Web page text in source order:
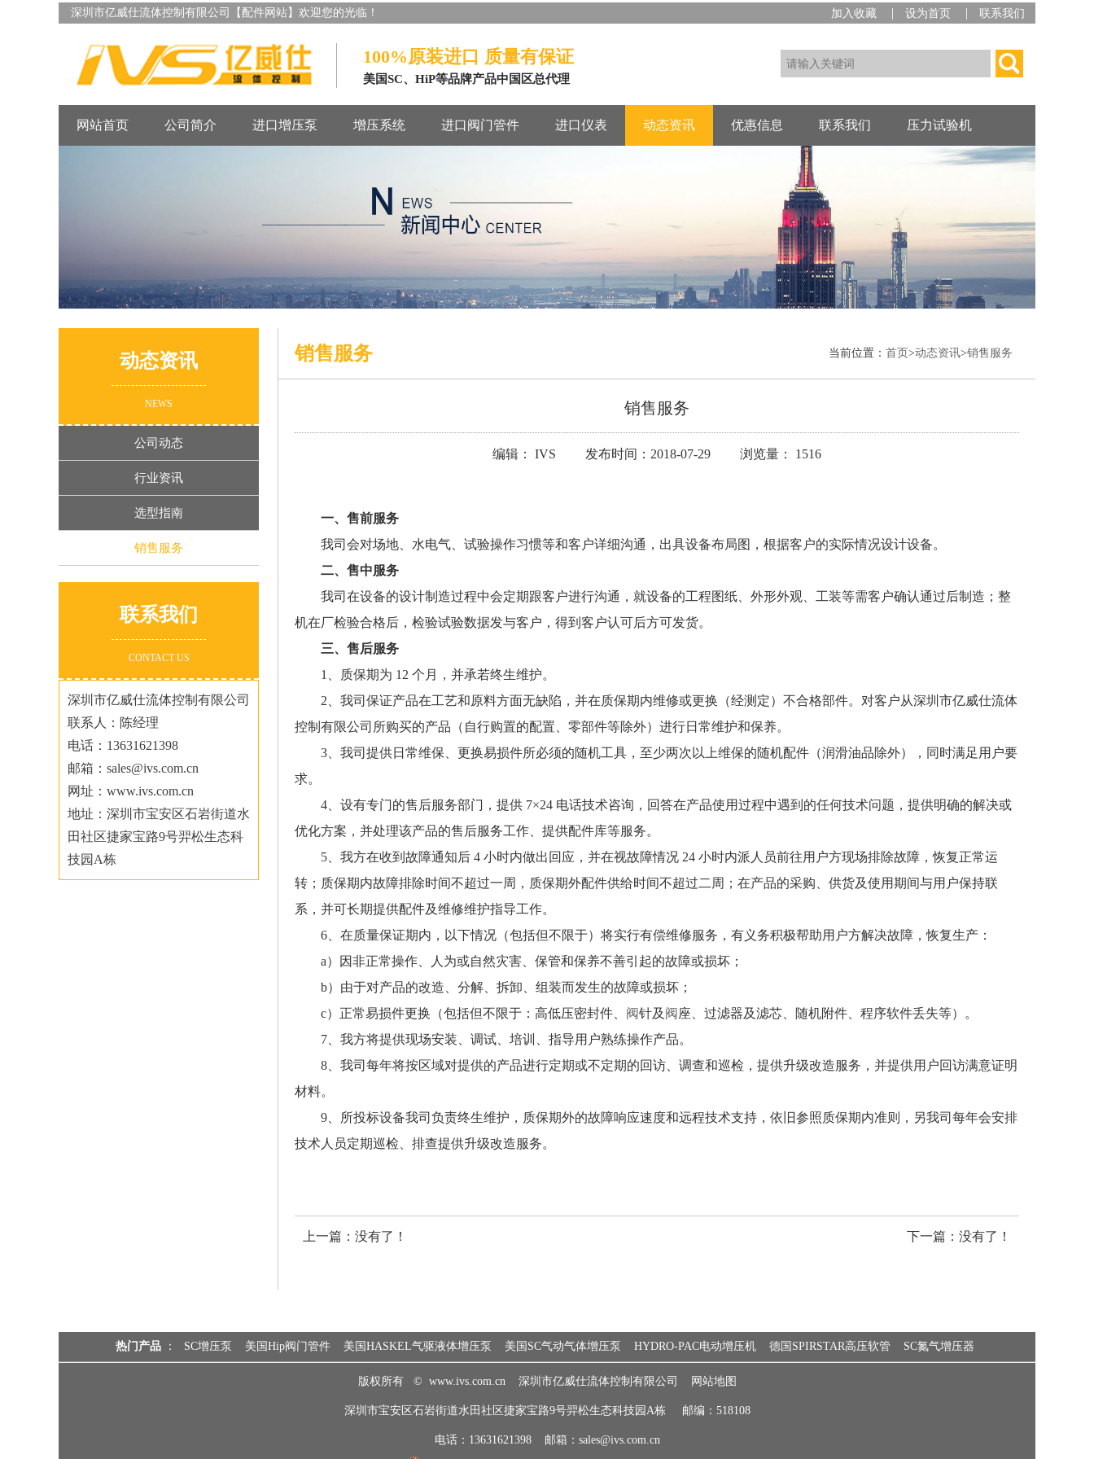
深圳市亿威仕流体控制有限公司【配件网站】欢迎您的光临！ 加入收藏 | 设为首页 | 联系我们
100%原装进口 质量有保证
美国SC、HiP等品牌产品中国区总代理
网站首页 公司简介 进口增压泵 增压系统 进口阀门管件 进口仪表 动态资讯 优惠信息 联系我们 压力试验机
动态资讯
NEWS
公司动态
行业资讯
选型指南
销售服务
联系我们
CONTACT US
深圳市亿威仕流体控制有限公司
联系人：陈经理
电话：13631621398
邮箱：sales@ivs.com.cn
网址：www.ivs.com.cn
地址：深圳市宝安区石岩街道水
田社区捷家宝路9号羿松生态科
技园A栋
销售服务 当前位置： 首页 >动态资讯>销售服务
销售服务
编辑： IVS 发布时间：2018-07-29 浏览量： 1516
一、售前服务
我司会对场地、水电气、试验操作习惯等和客户详细沟通，出具设备布局图，根据客户的实际情况设计设备。
二、售中服务
我司在设备的设计制造过程中会定期跟客户进行沟通，就设备的工程图纸、外形外观、工装等需客户确认通过后制造；整
机在厂检验合格后，检验试验数据发与客户，得到客户认可后方可发货。
三、售后服务
1、质保期为 12 个月，并承若终生维护。
2、我司保证产品在工艺和原料方面无缺陷，并在质保期内维修或更换（经测定）不合格部件。对客户从深圳市亿威仕流体
控制有限公司所购买的产品（自行购置的配置、零部件等除外）进行日常维护和保养。
3、我司提供日常维保、更换易损件所必须的随机工具，至少两次以上维保的随机配件（润滑油品除外），同时满足用户要
求。
4、设有专门的售后服务部门，提供 7×24 电话技术咨询，回答在产品使用过程中遇到的任何技术问题，提供明确的解决或
优化方案，并处理该产品的售后服务工作、提供配件库等服务。
5、我方在收到故障通知后 4 小时内做出回应，并在视故障情况 24 小时内派人员前往用户方现场排除故障，恢复正常运
转；质保期内故障排除时间不超过一周，质保期外配件供给时间不超过二周；在产品的采购、供货及使用期间与用户保持联
系，并可长期提供配件及维修维护指导工作。
6、在质量保证期内，以下情况（包括但不限于）将实行有偿维修服务，有义务积极帮助用户方解决故障，恢复生产：
a）
因非正常操作、人为或自然灾害、保管和保养不善引起的故障或损坏；
b） 由于对产品的改造、分解、拆卸、组装而发生的故障或损坏；
c） 正常易损件更换（包括但不限于：高低压密封件、 阀针及 阀 座、过滤器及滤芯、随机附件、程序软件丢失等）。
7、我方将提供现场安装、调试、培训、指导用户熟练操作产品。
8、我司每年将按区域对提供的产品进行定期或不定期的回访、调查和巡检，提供升级改造服务，并提供用户回访满意证明
材料。
9、所投标设备我司负责终生维护，质保期外的故障响应速度和远程技术支持，依旧参照质保期内准则，另我司每年会安排
技术人员定期巡检、排查提供升级改造服务。
上一篇：没有了！ 下一篇：没有了！
热门产品 ： SC增压泵 美国Hip阀门管件 美国HASKEL气驱液体增压泵 美国SC气动气体增压泵 HYDRO-PAC电动增压机 德国SPIRSTAR高压软管 SC氮气增压器
版权所有 © www.ivs.com.cn深圳市亿威仕流体控制有限公司 网站地图
深圳市宝安区石岩街道水田社区捷家宝路9号羿松生态科技园A栋 邮编：518108
电话：13631621398 邮箱：sales@ivs.com.cn